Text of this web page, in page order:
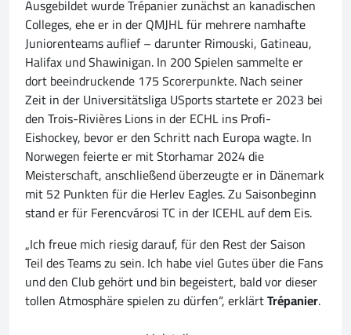
Ausgebildet wurde Trépanier zunächst an kanadischen
Colleges, ehe er in der QMJHL für mehrere namhafte
Juniorenteams auflief – darunter Rimouski, Gatineau,
Halifax und Shawinigan. In 200 Spielen sammelte er
dort beeindruckende 175 Scorerpunkte. Nach seiner
Zeit in der Universitätsliga USports startete er 2023 bei
den Trois-Rivières Lions in der ECHL ins Profi-
Eishockey, bevor er den Schritt nach Europa wagte. In
Norwegen feierte er mit Storhamar 2024 die
Meisterschaft, anschließend überzeugte er in Dänemark
mit 52 Punkten für die Herlev Eagles. Zu Saisonbeginn
stand er für Ferencvárosi TC in der ICEHL auf dem Eis.
„Ich freue mich riesig darauf, für den Rest der Saison
Teil des Teams zu sein. Ich habe viel Gutes über die Fans
und den Club gehört und bin begeistert, bald vor dieser
tollen Atmosphäre spielen zu dürfen“, erklärtTrépanier.